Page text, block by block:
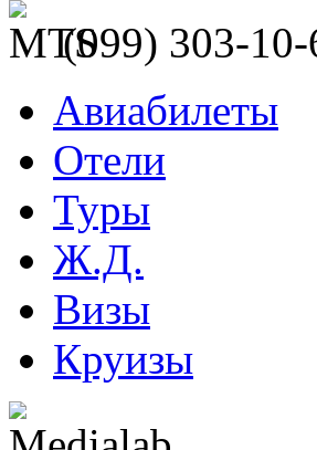
(099) 303-10-
Авиабилеты
Отели
Туры
Ж.Д.
Визы
Круизы